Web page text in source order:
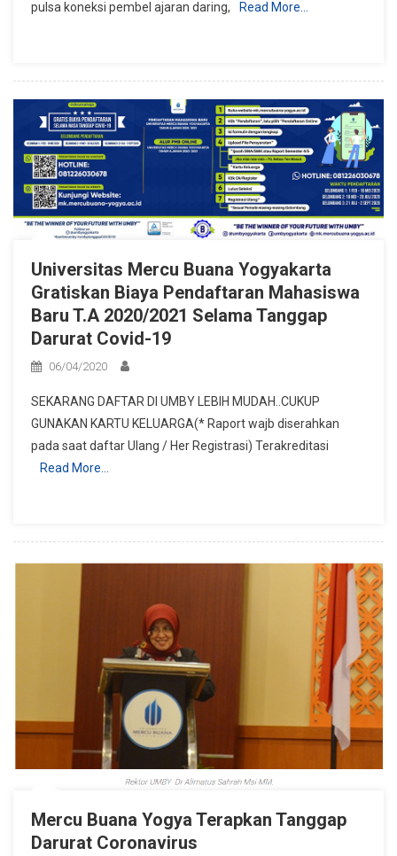
Potongan
Dan
Biaya
Lain
Selama
Belajar
Di
pulsa koneksi pembel ajaran daring, Read More…
Universitas Mercu Buana Yogyakarta
Gratiskan Biaya Pendaftaran Mahasiswa
Baru T.A 2020/2021 Selama Tanggap
Darurat Covid-19
06/04/2020
SEKARANG DAFTAR DI UMBY LEBIH MUDAH..CUKUP
GUNAKAN KARTU KELUARGA(* Raport wajb diserahkan
pada saat daftar Ulang / Her Registrasi) Terakreditasi
Read More…
Mercu Buana Yogya Terapkan Tanggap
Darurat Coronavirus